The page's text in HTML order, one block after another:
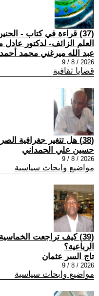
(37) قراءة في كتاب -
العلم الزائف- لدكتور
عبد الله ميرغني محمد أحمد
2026 / 8 / 9
قضايا ثقافية
(38) هل تتغير جغرافية الصراع ؟
حسين علي الحمداني
2026 / 8 / 9
مواضيع وابحاث سياسية
(39) كيف تراجعت
الرباعية؟
تاج السر عثمان
2026 / 8 / 9
مواضيع وابحاث سياسية